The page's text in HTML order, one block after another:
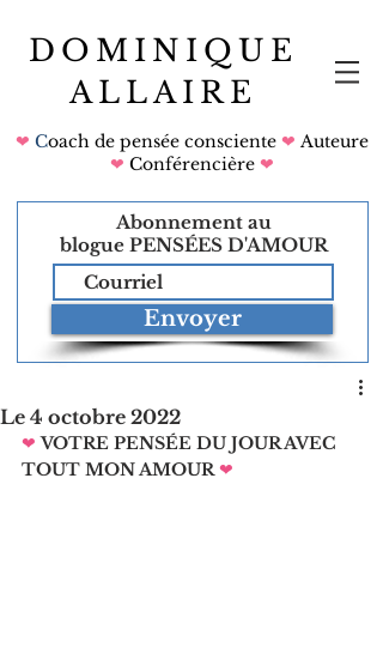
DOMINIQUE
ALLAIRE
❤ Coach de pensée consciente ❤ Auteure
❤ Conférencière ❤
Abonnement au
blogue PENSÉES D'AMOUR
Envoyer
Le 4 octobre 2022
❤ VOTRE PENSÉE DU JOUR AVEC
TOUT MON AMOUR ❤